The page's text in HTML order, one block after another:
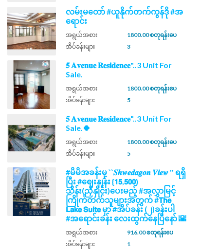
လမ်းမတော် #ယူနိုက်တက်ကွန်ဒို #အ
ရောင်း
အရွယ်အစား
1800.00 စတုရန်းပေ
အိပ်ခန်းများ
3
𝟓 𝐀𝐯𝐞𝐧𝐮𝐞 𝐑𝐞𝐬𝐢𝐝𝐞𝐧𝐜𝐞"..3 Unit For
Sale.
အရွယ်အစား
1800.00 စတုရန်းပေ
အိပ်ခန်းများ
5
𝟓 𝐀𝐯𝐞𝐧𝐮𝐞 𝐑𝐞𝐬𝐢𝐝𝐞𝐧𝐜𝐞"..3 Unit For
Sale.🍀
အရွယ်အစား
1800.00 စတုရန်းပေ
အိပ်ခန်းများ
5
#မိမိအခန်းမှ ``𝑺𝒉𝒘𝒆𝒅𝒂𝒈𝒐𝒏 𝑽𝒊𝒆𝒘 '' ရရှိ
ပြီး #ဈေးနှုန်း {𝟭𝟱,𝟱𝟬𝟬}
သိန်း(ညှိနှိုင်း)ပေးမည့် #အလွှာမြင့်
ကြိုက်တက်သူများအတွက် #𝗧𝗵𝗲
𝗟𝗮𝗸𝗲 𝗦𝘂𝗶𝘁𝗲 မှာ #အိပ်ခန်း (၂)ခန်းပါ
#အရောင်းခန်း လေးထွက်နေပြီနော် 🌇
အရွယ်အစား
916.00 စတုရန်းပေ
အိပ်ခန်းများ
1